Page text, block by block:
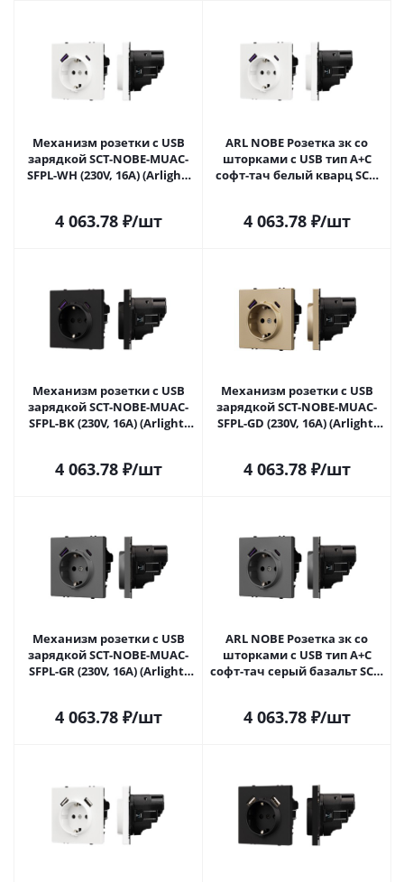
Механизм розетки с USB
зарядкой SCT-NOBE-MUAC-
SFPL-WH (230V, 16A) (Arlight,
4 063.78₽/шт
ARL NOBE Розетка зк со
шторками с USB тип А+С
софт-тач белый кварц SCT-
4 063.78₽/шт
Механизм розетки с USB
зарядкой SCT-NOBE-MUAC-
SFPL-BK (230V, 16A) (Arlight,
4 063.78₽/шт
Механизм розетки с USB
зарядкой SCT-NOBE-MUAC-
SFPL-GD (230V, 16A) (Arlight,
4 063.78₽/шт
Механизм розетки с USB
зарядкой SCT-NOBE-MUAC-
SFPL-GR (230V, 16A) (Arlight,
4 063.78₽/шт
ARL NOBE Розетка зк со
шторками с USB тип А+С
софт-тач серый базальт SCT-
4 063.78₽/шт